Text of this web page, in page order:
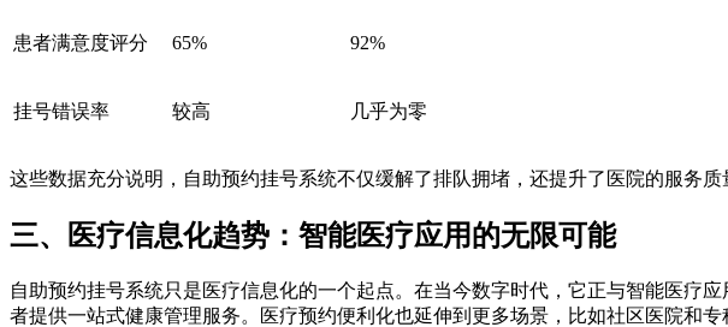
患者满意度评分 65% 92%
挂号错误率 较高 几乎为零
这些数据充分说明，自助预约挂号系统不仅缓解了排队拥堵，还提升了医院的服务质
三、医疗信息化趋势：智能医疗应用的无限可能
自助预约挂号系统只是医疗信息化的一个起点。在当今数字时代，它正与智能医疗
者提供一站式健康管理服务。医疗预约便利化也延伸到更多场景，比如社区医院和